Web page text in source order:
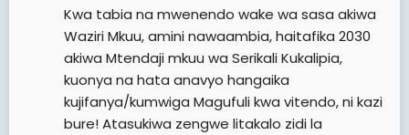
Kwa tabia na mwenendo wake wa sasa akiwa
Waziri Mkuu, amini nawaambia, haitafika 2030
akiwa Mtendaji mkuu wa Serikali Kukalipia,
kuonya na hata anavyo hangaika
kujifanya/kumwiga Magufuli kwa vitendo, ni kazi
bure! Atasukiwa zengwe litakalo zidi la